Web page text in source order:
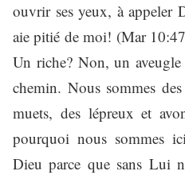
ouvrir ses yeux, à appeler
aie pitié de moi! (Mar
Un riche? Non, un
chemin. Nous sommes
muets, des lépreux et
pourquoi nous sommes
Dieu parce que sans Lui